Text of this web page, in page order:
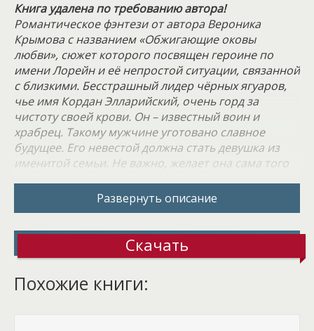
Книга удалена по требованию автора!
Романтическое фэнтези от автора Вероника
Крымова с названием «Обжигающие оковы
любви», сюжет которого посвящен героине по
имени Лорейн и её непростой ситуации, связанной
с близкими. Бесстрашный лидер чёрных ягуаров,
чье имя Кордан Элларийский, очень горд за
чистоту своей крови. Он – известный воин и
храбрец. Такому мужчине уготовано славное
будущее. Его невестой должна стать девушка из
именитой семьи. Не важно, желает она сама того
Здесь все имеют исключительно родовые планы и
главы государства умер, не оставив за собой
мужских наследников. Резиденция ждала нового
отличалась от остальных людей. Королевством
Развернуть описание
Скачать
Похожие книги: